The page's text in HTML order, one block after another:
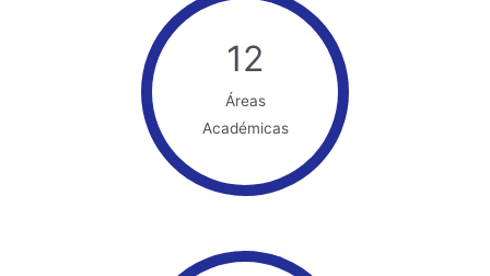
12
Áreas
Académicas